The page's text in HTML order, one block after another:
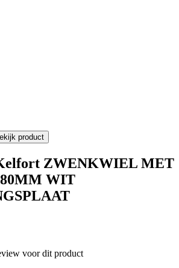
product
ZWENKWIEL MET
WIT
voor dit product